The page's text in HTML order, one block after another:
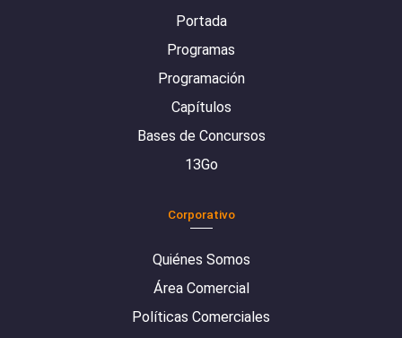
Portada
Programas
Programación
Capítulos
Bases de Concursos
13Go
Corporativo
Quiénes Somos
Área Comercial
Políticas Comerciales